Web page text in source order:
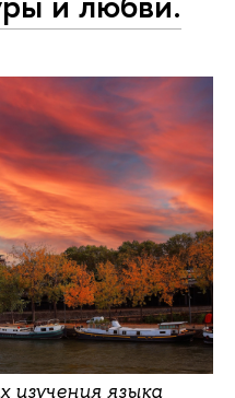
изучения языка